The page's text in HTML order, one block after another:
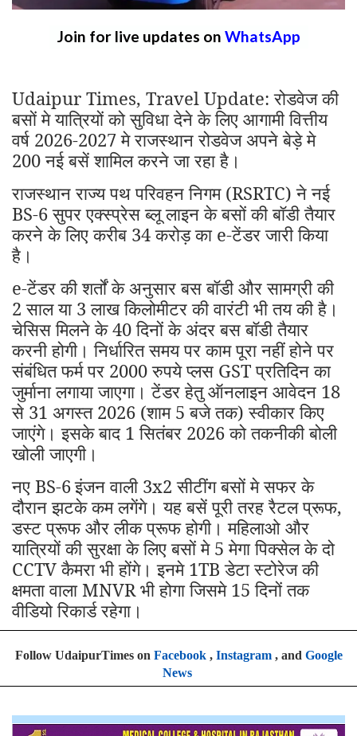
Join for live updates on WhatsApp
Udaipur Times, Travel Update: रोडवेज की
बसों मे यात्रियों को सुविधा देने के लिए आगामी वित्तीय
वर्ष 2026-2027 मे राजस्थान रोडवेज अपने बेड़े मे
200 नई बसें शामिल करने जा रहा है।
राजस्थान राज्य पथ परिवहन निगम (RSRTC) ने नई
BS-6 सुपर एक्स्प्रेस ब्लू लाइन के बसों की बॉडी तैयार
करने के लिए करीब 34 करोड़ का e-टेंडर जारी किया
है।
e-टेंडर की शर्तों के अनुसार बस बॉडी और सामग्री की
2 साल या 3 लाख किलोमीटर की वारंटी भी तय की है।
चेसिस मिलने के 40 दिनों के अंदर बस बॉडी तैयार
करनी होगी। निर्धारित समय पर काम पूरा नहीं होने पर
संबंधित फर्म पर 2000 रुपये प्लस GST प्रतिदिन का
जुर्माना लगाया जाएगा। टेंडर हेतु ऑनलाइन आवेदन 18
से 31 अगस्त 2026 (शाम 5 बजे तक) स्वीकार किए
जाएंगे। इसके बाद 1 सितंबर 2026 को तकनीकी बोली
खोली जाएगी।
नए BS-6इंजन वाली 3x2 सीटींग बसों मे सफर के
दौरान झटके कम लगेंगे। यह बसें पूरी तरह रैटल प्रूफ,
डस्ट प्रूफ और लीक प्रूफ होगी। महिलाओ और
यात्रियों की सुरक्षा के लिए बसों मे 5 मेगा पिक्सेल के दो
CCTV कैमरा भी होंगे। इनमे 1TB डेटा स्टोरेज की
क्षमता वाला MNVR भी होगा जिसमे 15 दिनों तक
वीडियो रिकार्ड रहेगा।
Follow UdaipurTimes on Facebook, Instagram, and Google
News